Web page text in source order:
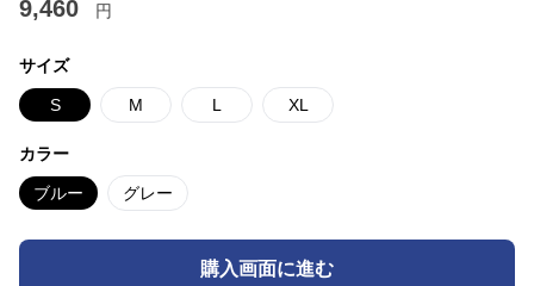
9,460 円
サイズ
S M L XL
カラー
ブルー グレー
購入画面に進む